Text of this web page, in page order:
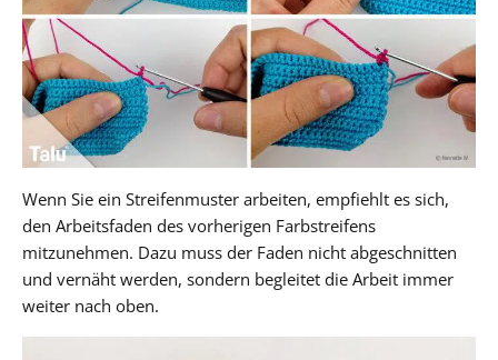
Wenn Sie ein Streifenmuster arbeiten, empfiehlt es sich,
den Arbeitsfaden des vorherigen Farbstreifens
mitzunehmen. Dazu muss der Faden nicht abgeschnitten
und vernäht werden, sondern begleitet die Arbeit immer
weiter nach oben.